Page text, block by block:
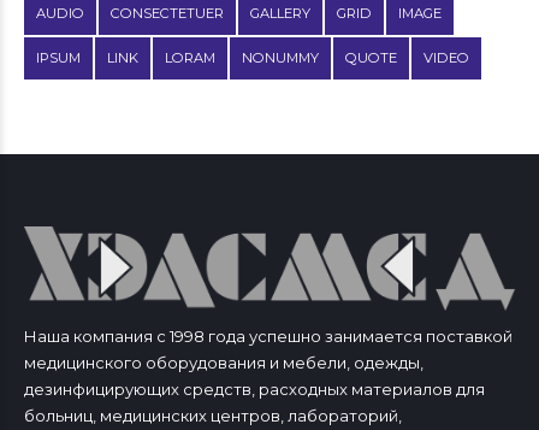
AUDIO CONSECTETUER GALLERY GRID IMAGE
IPSUM LINK LORAM NONUMMY QUOTE VIDEO
Наша компания с 1998 года успешно занимается поставкой
медицинского оборудования и мебели, одежды,
дезинфицирующих средств, расходных материалов для
больниц, медицинских центров, лабораторий,